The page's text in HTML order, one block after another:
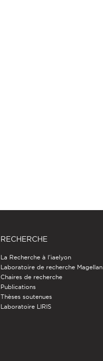
RECHERCHE
La Recherche à l'iaelyon
Laboratoire de recherche Magellan
Chaires de recherche
Publications
Thèses soutenues
Laboratoire LIRIS